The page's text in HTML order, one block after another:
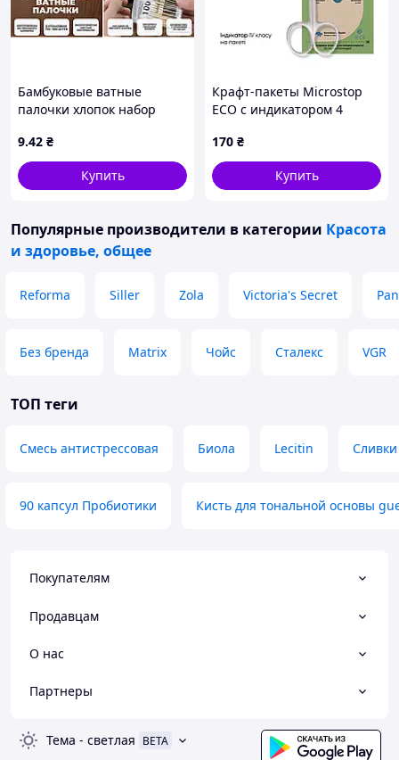
Бамбуковые ватные
палочки хлопок набор
9.42 ₴
Купить
Крафт-пакеты Microstop
ЕСО с индикатором 4
170 ₴
Купить
Популярные производители в категории Красота
и здоровье, общее
Reforma Siller Zola Victoria's Secret
Без бренда Matrix Чойс Сталекс VGR
ТОП теги
Смесь антистрессовая Биола Lecitin
90 капсул Пробиотики Кисть для тональной основы
Покупателям
Продавцам
О нас
Партнеры
Тема - светлая BETA